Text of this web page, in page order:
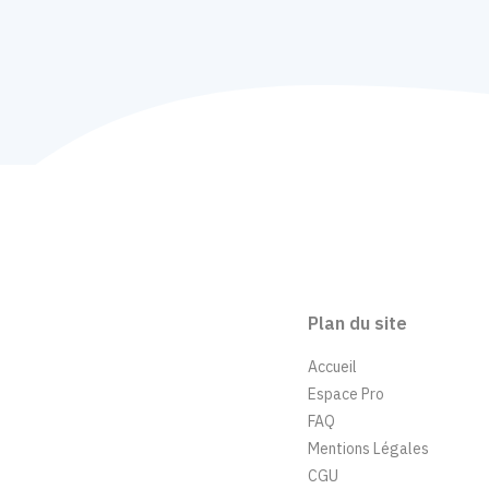
Plan du site
Accueil
Espace Pro
FAQ
Mentions Légales
CGU